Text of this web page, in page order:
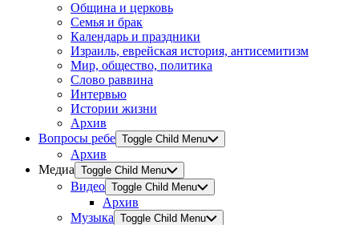
Община и церковь
Семья и брак
Календарь и праздники
Израиль, еврейская история, антисемитизм
Мир, общество, политика
Слово раввина
Интервью
Истории жизни
Архив
Вопросы ребе Toggle Child Menu
Архив
Медиа Toggle Child Menu
Видео Toggle Child Menu
Архив
Музыка Toggle Child Menu